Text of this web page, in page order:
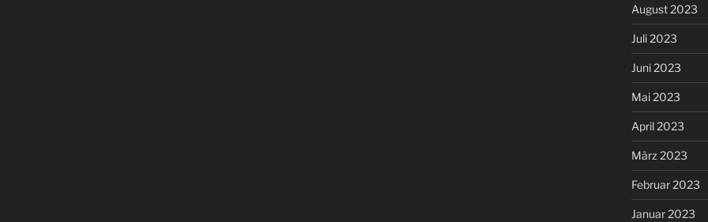
August 2023
Juli 2023
Juni 2023
Mai 2023
April 2023
März 2023
Februar 2023
Januar 2023